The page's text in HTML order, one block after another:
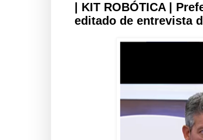
| KIT ROBÓTICA |
editado de entrevista